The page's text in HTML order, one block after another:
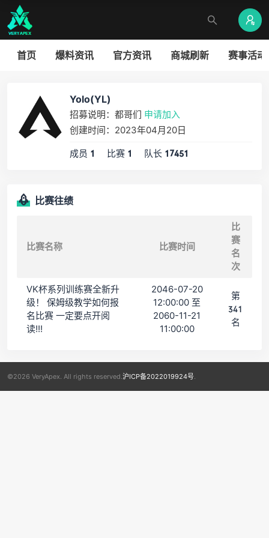
首页 爆料资讯 官方资讯 商城刷新 赛事活动
Yolo(YL)
招募说明：都哥们 申请加入
创建时间：2023年04月20日
成员 1 比赛 1 队长 17451
比赛往绩
比赛名称 比赛时间
比
赛
名
次
VK杯系列训练赛全新升
级！ 保姆级教学如何报
名比赛 一定要点开阅
读!!!
2046-07-20
12:00:00 至
2060-11-21
11:00:00
第
341
名
©2026 VeryApex. All rights reserved. 沪ICP备2022019924号